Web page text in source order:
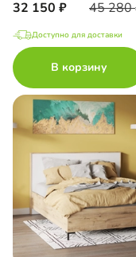
32 150 45 280
Доступно для доставки
В корзину